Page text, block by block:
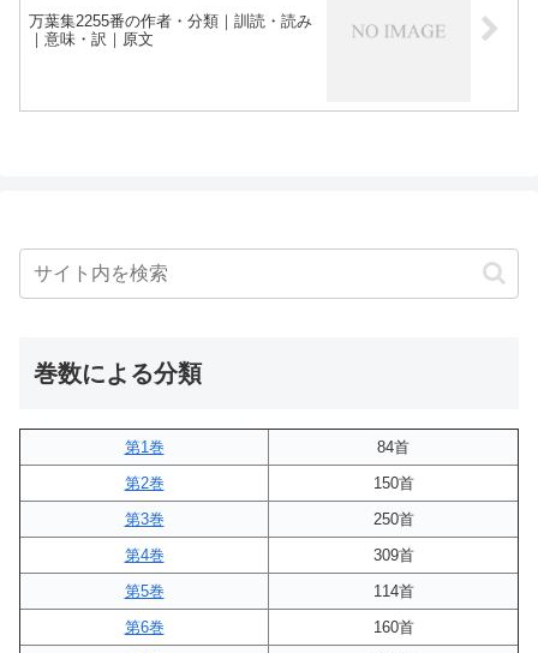
万葉集2255番の作者・分類｜訓読・読み
｜意味・訳｜原文
巻数による分類
第1巻
84首
第2巻
150首
第3巻
250首
第4巻
309首
第5巻
114首
第6巻
160首